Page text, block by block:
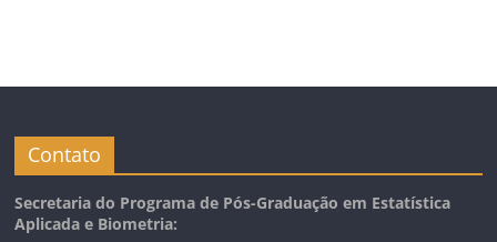
Contato
Secretaria do Programa de Pós-Graduação em Estatística
Aplicada e Biometria: